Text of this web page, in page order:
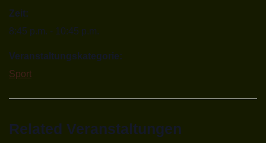
Zeit:
8:45 p.m. - 10:45 p.m.
Veranstaltungskategorie:
Sport
Related Veranstaltungen